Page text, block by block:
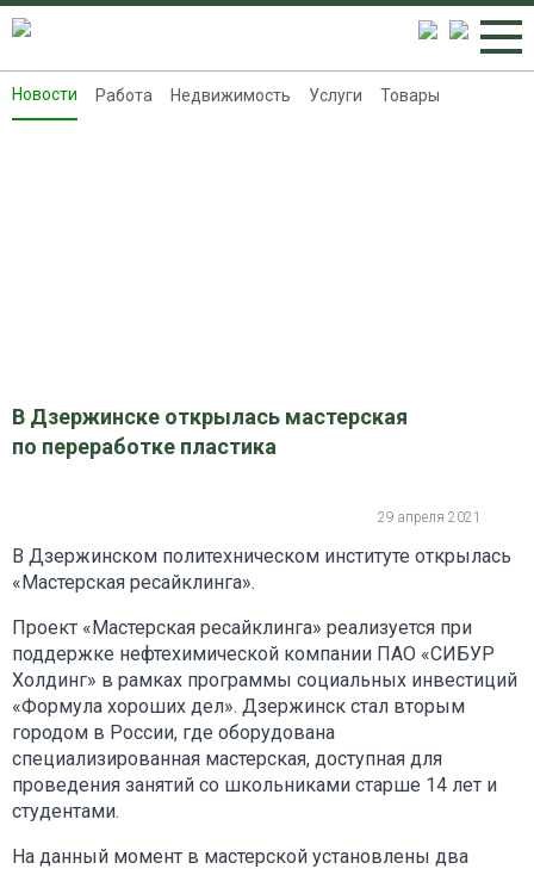
Новости
Новости Работа Недвижимость Услуги Товары
В Дзержинске открылась мастерская
по переработке пластика
29 апреля 2021
В Дзержинском политехническом институте открылась
«Мастерская ресайклинга».
Проект «Мастерская ресайклинга» реализуется при
поддержке нефтехимической компании ПАО «СИБУР
Холдинг» в рамках программы социальных инвестиций
«Формула хороших дел». Дзержинск стал вторым
городом в России, где оборудована
специализированная мастерская, доступная для
проведения занятий со школьниками старше 14 лет и
студентами.
На данный момент в мастерской установлены два